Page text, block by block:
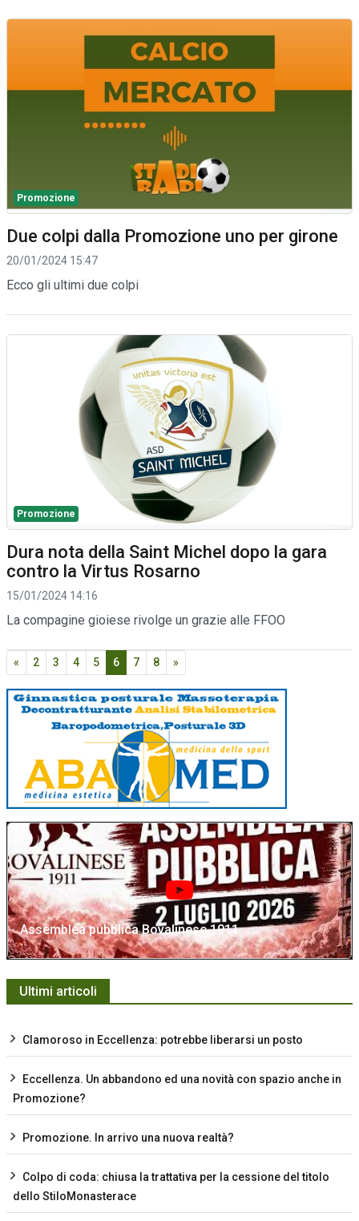
Promozione
Due colpi dalla Promozione uno per girone
20/01/2024 15:47
Ecco gli ultimi due colpi
Promozione
Dura nota della Saint Michel dopo la gara
contro la Virtus Rosarno
15/01/2024 14:16
La compagine gioiese rivolge un grazie alle FFOO
« 2 3 4 5 6 7 8 »
Assemblea pubblica Bovalinese 1911
Ultimi articoli
Clamoroso in Eccellenza: potrebbe liberarsi un posto
Eccellenza. Un abbandono ed una novità con spazio anche in
Promozione?
Promozione. In arrivo una nuova realtà?
Colpo di coda: chiusa la trattativa per la cessione del titolo
dello StiloMonasterace